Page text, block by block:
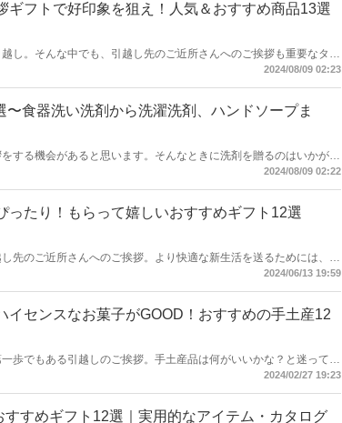
ギフトで好印象を狙え！人気＆おすすめ商品13選
し。そんな中でも、引越し先のご近所さんへのご挨拶も重要なタス
に進めるためにも必要な気配りです。忙しい中でも、おしゃれで気
2024/08/09 02:23
食器洗い洗剤から洗濯洗剤、ハンドソープま
する機会があると思います。そんなときに洗剤を贈るのはいかがで
ってもらえる消耗品の洗剤のギフトセットなら快く受け取ってもら
2024/08/09 02:22
ったり！もらって嬉しいおすすめギフト12選
先のご近所さんへのご挨拶。より快適な新生活を送るためには、ご
らよろしくお願いします」という想いを込めて、気の利いた粗品で
2024/06/13 19:59
イセンスなお菓子がGOOD！おすすめの手土産12
歩でもある引越しのご挨拶。手土産品は何がいいかな？と迷ってい
すめ。中でも、お菓子は種類が豊富でお手頃価格の商品も多いため
2024/02/27 19:23
すめギフト12選｜実用的なアイテム・カタログ